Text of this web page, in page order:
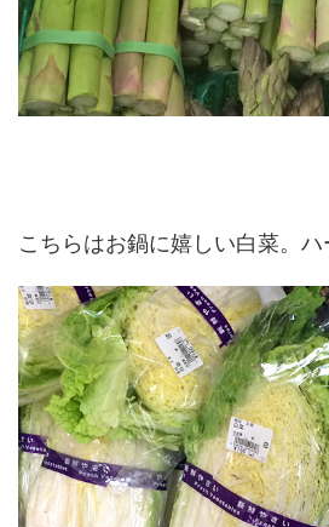
こちらはお鍋に嬉しい白菜。